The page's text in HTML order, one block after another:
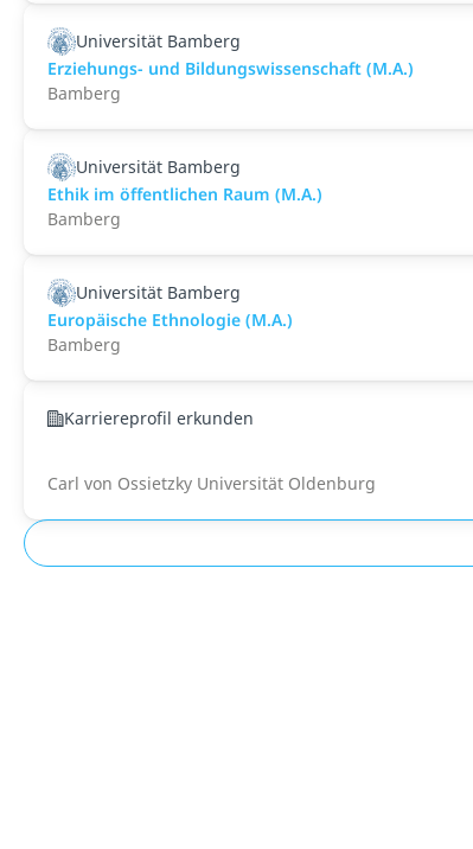
Universität Bamberg
Erziehungs- und Bildungswissenschaft (M.A.)
Bamberg
Universität Bamberg
Ethik im öffentlichen Raum (M.A.)
Bamberg
Universität Bamberg
Europäische Ethnologie (M.A.)
Bamberg
Karriereprofil erkunden
Carl von Ossietzky Universität Oldenburg